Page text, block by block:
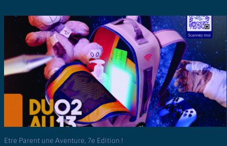
Etre Parent une Aventure, 7e Edition !